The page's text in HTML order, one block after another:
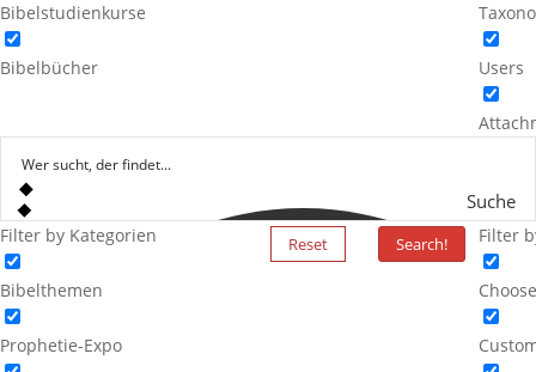
Bibelstudienkurse
Bibelbücher Users
Suche
Filter by Kategorien
Bibelthemen
Prophetie-Expo
Reset Search! Filter